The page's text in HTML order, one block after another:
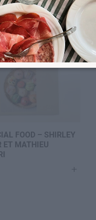
FOOD – SHIRLEY
ET MATHIEU
+